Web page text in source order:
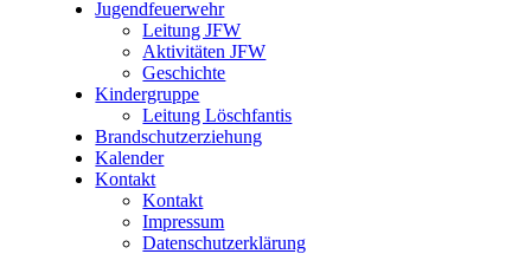
Jugendfeuerwehr
Leitung JFW
Aktivitäten JFW
Geschichte
Kindergruppe
Leitung Löschfantis
Brandschutzerziehung
Kalender
Kontakt
Kontakt
Impressum
Datenschutzerklärung